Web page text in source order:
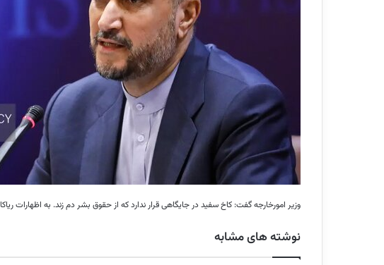
وزیر امورخارجه گفت: کاخ سفید در جایگاهی قرار ندارد که از حقوق بشر دم زند. به اظهارات
نوشته های مشابه